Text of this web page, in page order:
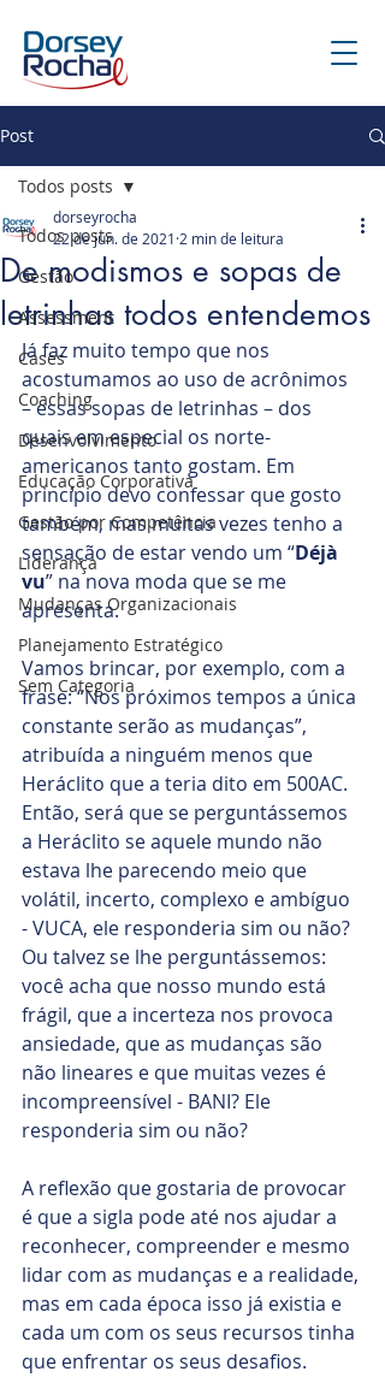
Post
Todos posts
Gestão
Assessment
Cases
Coaching
Desenvolvimento
Educação Corporativa
Gestão por Competência
Liderança
Mudanças Organizacionais
Planejamento Estratégico
Sem Categoria
Todos posts
De modismos e sopas de
letrinhas todos entendemos
dorseyrocha
22 de jun. de 2021 2 min de leitura
Já faz muito tempo que nos
acostumamos ao uso de acrônimos
– essas sopas de letrinhas – dos
quais em especial os norte-
americanos tanto gostam. Em
princípio devo confessar que gosto
também, mas muitas vezes tenho a
sensação de estar vendo um “Déjà
vu” na nova moda que se me
apresenta.
Vamos brincar, por exemplo, com a
frase: “Nos próximos tempos a única
constante serão as mudanças”,
atribuída a ninguém menos que
Heráclito que a teria dito em 500AC.
Então, será que se perguntássemos
a Heráclito se aquele mundo não
estava lhe parecendo meio que
volátil, incerto, complexo e ambíguo
- VUCA, ele responderia sim ou não?
Ou talvez se lhe perguntássemos:
você acha que nosso mundo está
frágil, que a incerteza nos provoca
ansiedade, que as mudanças são
não lineares e que muitas vezes é
incompreensível - BANI? Ele
responderia sim ou não?
A reflexão que gostaria de provocar
é que a sigla pode até nos ajudar a
reconhecer, compreender e mesmo
lidar com as mudanças e a realidade,
mas em cada época isso já existia e
cada um com os seus recursos tinha
que enfrentar os seus desafios.